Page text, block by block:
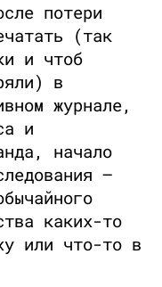
потери
(так
и чтоб
в
журнале,
и
начало
–
каких-то
или что-то в